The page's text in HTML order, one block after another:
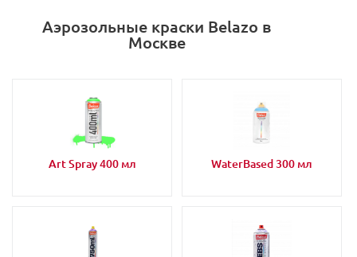
Аэрозольные краски Belazo в
Москве
Art Spray 400 мл WaterBased 300 мл